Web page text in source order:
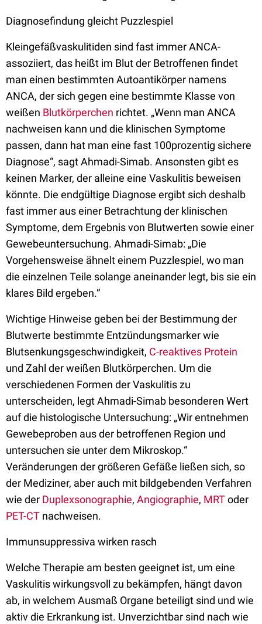
Diagnosefindung gleicht Puzzlespiel
Kleingefäßvaskulitiden sind fast immer ANCA-
assoziiert, das heißt im Blut der Betroffenen findet
man einen bestimmten Autoantikörper namens
ANCA, der sich gegen eine bestimmte Klasse von
weißen Blutkörperchen richtet. „Wenn man ANCA
nachweisen kann und die klinischen Symptome
passen, dann hat man eine fast 100prozentig sichere
Diagnose“, sagt Ahmadi-Simab. Ansonsten gibt es
keinen Marker, der alleine eine Vaskulitis beweisen
könnte. Die endgültige Diagnose ergibt sich deshalb
fast immer aus einer Betrachtung der klinischen
Symptome, dem Ergebnis von Blutwerten sowie einer
Gewebeuntersuchung. Ahmadi-Simab: „Die
Vorgehensweise ähnelt einem Puzzlespiel, wo man
die einzelnen Teile solange aneinander legt, bis sie ein
klares Bild ergeben.“
Wichtige Hinweise geben bei der Bestimmung der
Blutwerte bestimmte Entzündungsmarker wie
Blutsenkungsgeschwindigkeit, C-reaktives Protein
und Zahl der weißen Blutkörperchen. Um die
verschiedenen Formen der Vaskulitis zu
unterscheiden, legt Ahmadi-Simab besonderen Wert
auf die histologische Untersuchung: „Wir entnehmen
Gewebeproben aus der betroffenen Region und
untersuchen sie unter dem Mikroskop.“
Veränderungen der größeren Gefäße ließen sich, so
der Mediziner, aber auch mit bildgebenden Verfahren
wie der Duplexsonographie, Angiographie, MRToder
PET-CT nachweisen.
Immunsuppressiva wirken rasch
Welche Therapie am besten geeignet ist, um eine
Vaskulitis wirkungsvoll zu bekämpfen, hängt davon
ab, in welchem Ausmaß Organe beteiligt sind und wie
aktiv die Erkrankung ist. Unverzichtbar sind nach wie